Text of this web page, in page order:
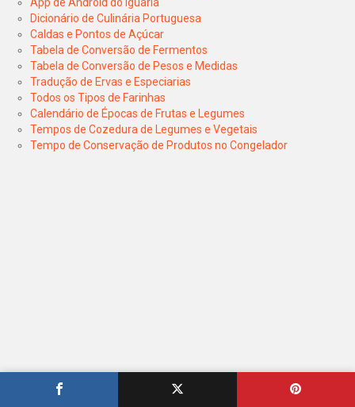
Dicionário de Culinária Portuguesa
Caldas e Pontos de Açúcar
Tabela de Conversão de Fermentos
Tabela de Conversão de Pesos e Medidas
Tradução de Ervas e Especiarias
Todos os Tipos de Farinhas
Calendário de Épocas de Frutas e Legumes
Tempos de Cozedura de Legumes e Vegetais
Tempo de Conservação de Produtos no Congelador